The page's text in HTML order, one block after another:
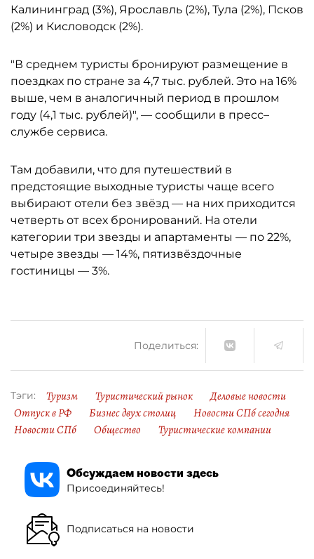
Калининград (3%), Ярославль (2%), Тула (2%), Псков
(2%) и Кисловодск (2%).
"В среднем туристы бронируют размещение в
поездках по стране за 4,7 тыс. рублей. Это на 16%
выше, чем в аналогичный период в прошлом
году (4,1 тыс. рублей)", — сообщили в пресс–
службе сервиса.
Там добавили, что для путешествий в
предстоящие выходные туристы чаще всего
выбирают отели без звёзд — на них приходится
четверть от всех бронирований. На отели
категории три звезды и апартаменты — по 22%,
четыре звезды — 14%, пятизвёздочные
гостиницы — 3%.
Поделиться:
Тэги: Туризм Туристический рынок
Деловые новости
Отпуск в РФ
Бизнес двух столиц
Новости СПб сегодня
Новости СПб
Общество Туристические компании
Обсуждаем новости здесь
Присоединяйтесь!
Подписаться на новости